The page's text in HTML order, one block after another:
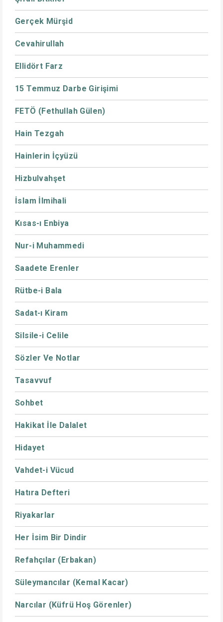
Gerçek Mürşid
Cevahirullah
Ellidört Farz
15 Temmuz Darbe Girişimi
FETÖ (Fethullah Gülen)
Hain Tezgah
Hainlerin İçyüzü
Hizbulvahşet
İslam İlmihali
Kısas-ı Enbiya
Nur-i Muhammedi
Saadete Erenler
Rütbe-i Bala
Sadat-ı Kiram
Silsile-i Celile
Sözler Ve Notlar
Tasavvuf
Sohbet
Hakikat İle Dalalet
Hidayet
Vahdet-i Vücud
Hatıra Defteri
Riyakarlar
Her İsim Bir Dindir
Refahçılar (Erbakan)
Süleymancılar (Kemal Kacar)
Narcılar (Küfrü Hoş Görenler)